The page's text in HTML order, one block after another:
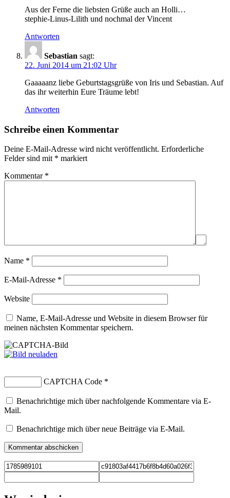
Aus der Ferne die liebsten Grüße auch an Holli…
stephie-Linus-Lilith und nochmal der Vincent
Antworten
Sebastian sagt:
22. Juni 2014 um 21:02 Uhr
Gaaaaanz liebe Geburtstagsgrüße von Iris und Sebastian. Auf
das ihr weiterhin Eure Träume lebt!
Antworten
Schreibe einen Kommentar
Deine E-Mail-Adresse wird nicht veröffentlicht. Erforderliche
Felder sind mit * markiert
Kommentar *
Name *
E-Mail-Adresse *
Website
Name, E-Mail-Adresse und Website in diesem Browser für
meinen nächsten Kommentar speichern.
CAPTCHA Code *
Benachrichtige mich über nachfolgende Kommentare via E-
Mail.
Benachrichtige mich über neue Beiträge via E-Mail.